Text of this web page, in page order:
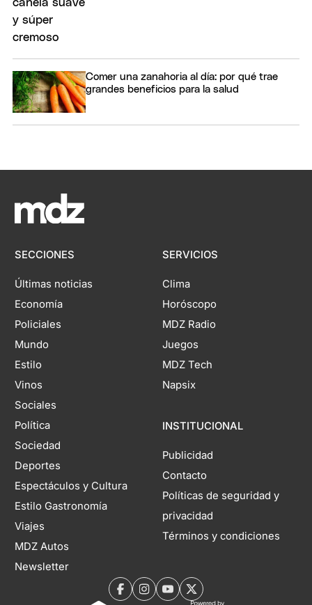
Comer una zanahoria al día: por qué trae
grandes beneficios para la salud
SECCIONES
Últimas noticias
Economía
Policiales
Mundo
Estilo
Vinos
Sociales
Política
Sociedad
Deportes
Espectáculos y Cultura
Estilo Gastronomía
Viajes
MDZ Autos
Newsletter
SERVICIOS
Clima
Horóscopo
MDZ Radio
Juegos
MDZ Tech
Napsix
INSTITUCIONAL
Publicidad
Contacto
Políticas de seguridad y
privacidad
Términos y condiciones